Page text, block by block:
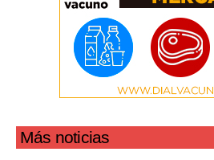
Más noticias